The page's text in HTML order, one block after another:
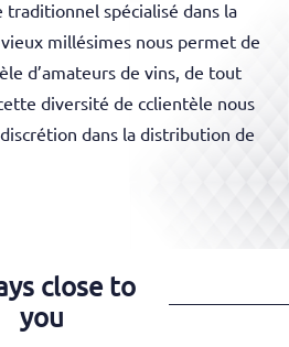
spécialisé dans la
millésimes nous permet de
d’amateurs de vins, de tout
diversité de cclientèle nous
dans la distribution de
close to
you